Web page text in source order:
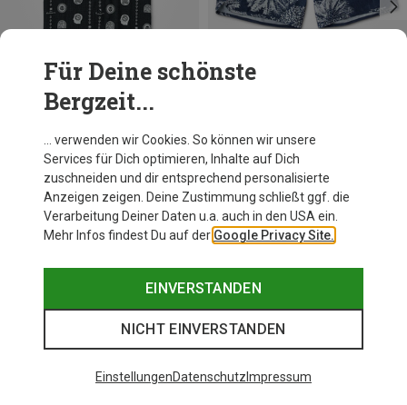
Herren Bless Up Trail Hemd
XL
Für Deine schönste
Bergzeit...
… verwenden wir Cookies. So können wir unsere
Services für Dich optimieren, Inhalte auf Dich
zuschneiden und dir entsprechend personalisierte
Anzeigen zeigen. Deine Zustimmung schließt ggf. die
Verarbeitung Deiner Daten u.a. auch in den USA ein.
Mehr Infos findest Du auf der Google Privacy Site.
EINVERSTANDEN
NICHT EINVERSTANDEN
EinstellungenDatenschutz Impressum